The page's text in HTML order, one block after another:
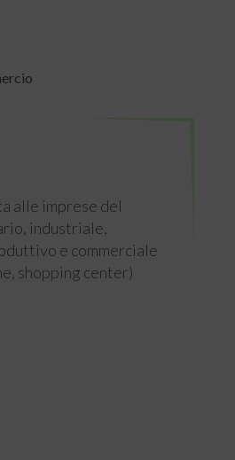
alle imprese del
industriale,
e commerciale
shopping center)